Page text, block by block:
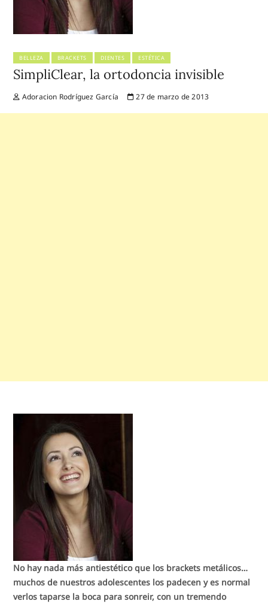
BELLEZA BRACKETS DIENTES ESTÉTICA
SimpliClear, la ortodoncia invisible
Adoracion Rodríguez García 27 de marzo de 2013
No hay nada más antiestético que los brackets metálicos…
muchos de nuestros adolescentes los padecen y es normal
verlos taparse la boca para sonreir, con un tremendo